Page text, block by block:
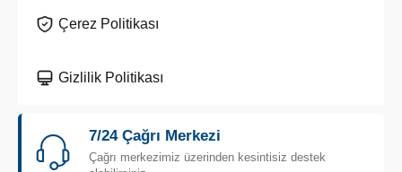
Çerez Politikası
Gizlilik Politikası
7/24 Çağrı Merkezi
Çağrı merkezimiz üzerinden kesintisiz destek